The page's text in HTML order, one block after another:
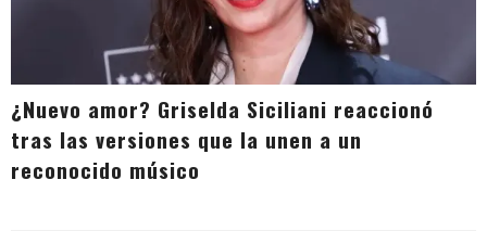
¿Nuevo amor? Griselda Siciliani reaccionó
tras las versiones que la unen a un
reconocido músico